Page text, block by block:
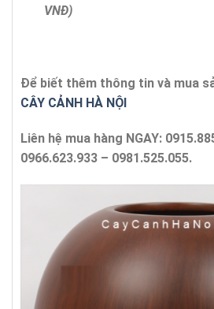
VNĐ)
Để biết thêm thông tin và mua
CÂY CẢNH HÀ NỘI
Liên hệ mua hàng NGAY:
0966.623.933 – 0981.525.055.